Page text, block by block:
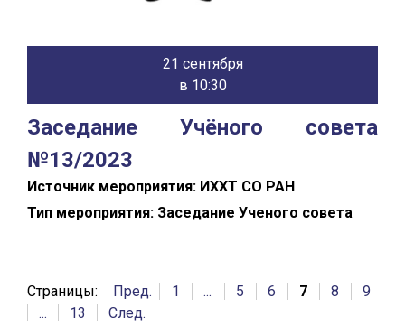
21 сентября
в 10:30
Заседание Учёного совета
№13/2023
Источник мероприятия: ИХХТ СО РАН
Тип мероприятия: Заседание Ученого совета
Страницы: Пред. 1 ... 5 6 7 8
9
...
13 След.